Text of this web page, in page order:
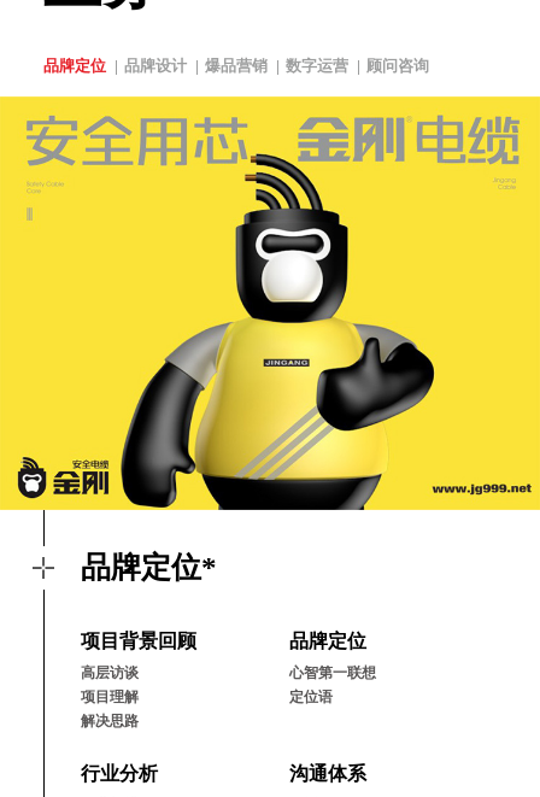
品牌定位*
项⽬背景回顾
⾼层访谈
项⽬理解
解决思路
品牌定位
⼼智第⼀联想
定位语
⾏业分析 沟通体系
品牌定位 品牌设计 爆品营销 数字运营 顾问咨询